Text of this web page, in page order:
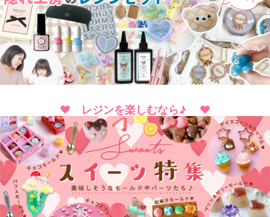
♥ レジンを楽しむなら♪ ♥